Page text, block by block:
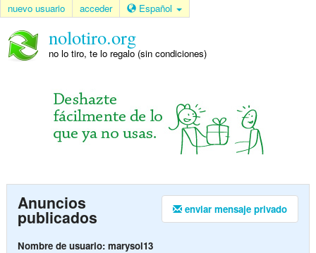
nuevo usuario acceder Español
nolotiro.org
no lo tiro, te lo regalo (sin condiciones)
enviar mensaje privado
Anuncios
publicados
Nombre de usuario: marysol13